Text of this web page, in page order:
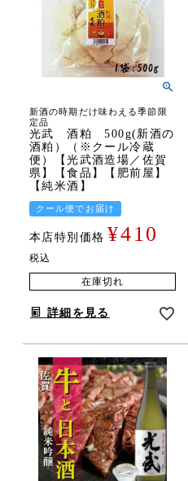
新酒の時期だけ味わえる季節限
定品
光武 酒粕 500g(新酒の
酒粕）（※クール冷蔵
便）【光武酒造場／佐賀
県】【食品】【肥前屋】
【純米酒】
クール便でお届け
本店特別価格 ¥410
税込
在庫切れ
詳細を見る